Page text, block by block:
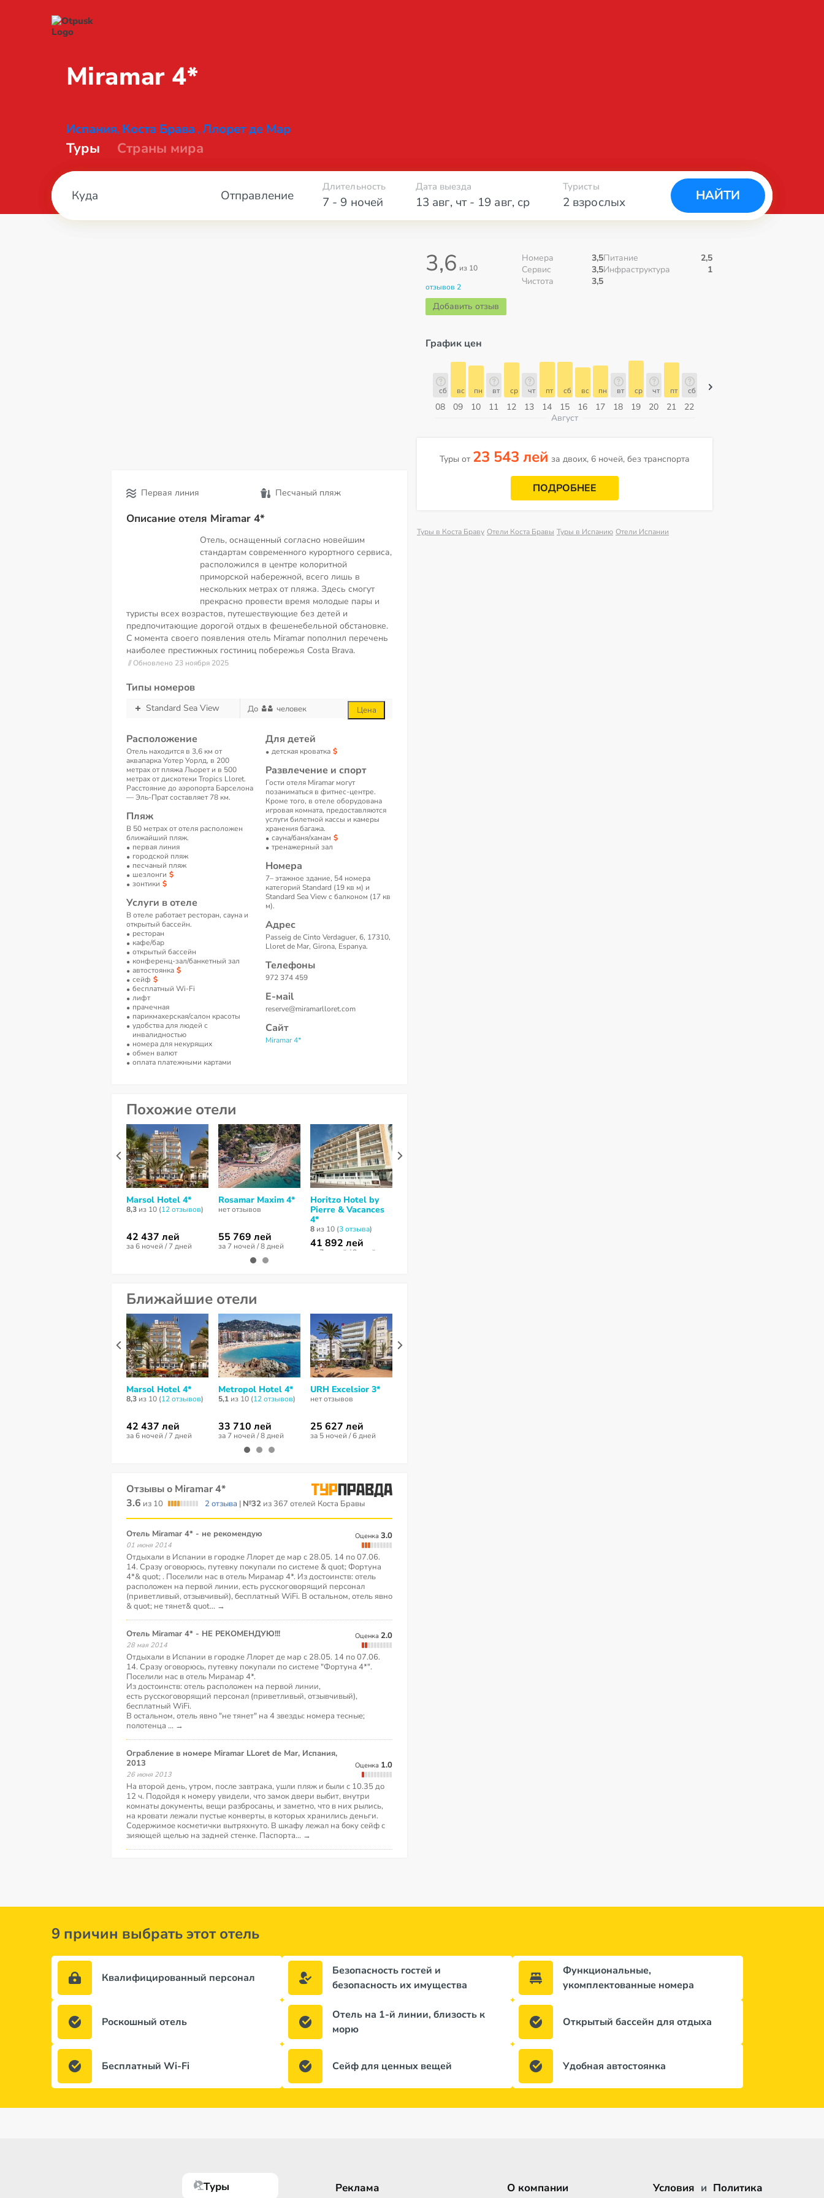
Miramar 4*
Испания, Коста Брава , Ллорет де Мар
Туры Страны мира
Отправление 7 - 9 ночей
Длительность Дата выезда
13 авг, чт- 19 авг, ср 2 взрослых
Туристы
НАЙТИ
Первая линия Песчаный пляж
Описание отеля Miramar 4*
Отель, оснащенный согласно новейшим
стандартам современного курортного сервиса,
расположился в центре колоритной
приморской набережной, всего лишь в
нескольких метрах от пляжа. Здесь смогут
прекрасно провести время молодые пары и
туристы всех возрастов, путешествующие без детей и
предпочитающие дорогой отдых в фешенебельной обстановке.
С момента своего появления отель Miramar пополнил перечень
наиболее престижных гостиниц побережья Costa Brava.
// Обновлено 23 ноября 2025
Типы номеров
Standard Sea View До человек Цена
Расположение
Отель находится в 3,6 км от
аквапарка Уотер Уорлд, в 200
метрах от пляжа Льорет и в 500
метрах от дискотеки Tropics Lloret.
Расстояние до аэропорта Барселона
— Эль-Прат составляет 78 км.
Пляж
В 50 метрах от отеля расположен
ближайший пляж.
первая линия
городской пляж
песчаный пляж
шезлонги
зонтики
Услуги в отеле
В отеле работает ресторан, сауна и
открытый бассейн.
ресторан
кафе/бар
открытый бассейн
конференц-зал/банкетный зал
автостоянка
сейф
бесплатный Wi-Fi
лифт
прачечная
парикмахерская/салон красоты
удобства для людей с
инвалидностью
номера для некурящих
обмен валют
оплата платежными картами
Для детей
детская кроватка
Развлечение и спорт
Гости отеля Miramar могут
позаниматься в фитнес-центре.
Кроме того, в отеле оборудована
игровая комната, предоставляются
услуги билетной кассы и камеры
хранения багажа.
сауна/баня/хамам
тренажерный зал
Номера
7– этажное здание, 54 номера
категорий Standard (19 кв м) и
Standard Sea View с балконом (17 кв
м).
Адрес
Passeig de Cinto Verdaguer, 6, 17310,
Lloret de Mar, Girona, Espanya.
Телефоны
972 374 459
Е-маil
reserve@miramarlloret.com
Сайт
Miramar 4*
3,6 из 10
отзывов 2
Добавить отзыв
Номера
3,5
Сервис
3,5
Чистота
3,5
Питание
2,5
Инфраструктура
1
График цен
08
сб
09
вс
10
пн
11
вт
12
ср
13
чт
14
пт
15
сб
16
вс
17
пн
18
вт
19
ср
20
чт
21
пт
22
сб
Август
Туры от 23 543 лей за двоих, 6 ночей, без транспорта
ПОДРОБНЕЕ
Туры в Коста Браву Отели Коста Бравы Туры в Испанию Отели Испании
Похожие отели
Marsol Hotel 4*
8,3 из 10 (12 отзывов)
42 437 лей
за 6 ночей / 7 дней
Rosamar Maxim 4*
нет отзывов
55 769 лей
за 7 ночей / 8 дней
Horitzо Hotel by
Pierre & Vacances
4*
8 из 10 (3 отзывa)
41 892 лей
за 7 ночей / 8 дней
Ближайшие отели
Marsol Hotel 4*
8,3 из 10 (12 отзывов)
42 437 лей
за 6 ночей / 7 дней
Metropol Hotel 4*
5,1 из 10 (12 отзывов)
33 710 лей
за 7 ночей / 8 дней
URH Excelsior 3*
нет отзывов
25 627 лей
за 5 ночей / 6 дней
Отзывы о Miramar 4*
3.6 из 10 2 отзыва | №32 из 367 отелей Коста Бравы
Отель Miramar 4* - не рекомендую
01 июня 2014
Оценка
3.0
Отдыхали в Испании в городке Ллорет де мар с 28.05. 14 по 07.06.
14. Сразу оговорюсь, путевку покупали по системе & quot; Фортуна
4*& quot; . Поселили нас в отель Мирамар 4*. Из достоинств: отель
расположен на первой линии, есть русскоговорящий персонал
(приветливый, отзывчивый), бесплатный WiFi. В остальном, отель явно
& quot; не тянет& quot... →
Отель Miramar 4* - НЕ РЕКОМЕНДУЮ!!!
28 мая 2014
Оценка
2.0
Отдыхали в Испании в городке Ллорет де мар с 28.05. 14 по 07.06.
14. Сразу оговорюсь, путевку покупали по системе "Фортуна 4*".
Поселили нас в отель Мирамар 4*.
Из достоинств: отель расположен на первой линии,
есть русскоговорящий персонал (приветливый, отзывчивый),
бесплатный WiFi.
В остальном, отель явно "не тянет" на 4 звезды: номера тесные;
полотенца ... →
Ограбление в номере Miramar LLoret de Mar, Испания,
2013
26 июня 2013
Оценка
1.0
На второй день, утром, после завтрака, ушли пляж и были с 10.35 до
12 ч. Подойдя к номеру увидели, что замок двери выбит, внутри
комнаты документы, вещи разбросаны, и заметно, что в них рылись,
на кровати лежали пустые конверты, в которых хранились деньги.
Содержимое косметички вытряхнуто. В шкафу лежал на боку сейф с
зияющей щелью на задней стенке. Паспорта... →
9 причин выбрать этот отель
Квалифицированный персонал
Безопасность гостей и
безопасность их имущества
Функциональные,
укомплектованные номера
Роскошный отель
Отель на 1-й линии, близость к
морю
Открытый бассейн для отдыха
Бесплатный Wi-Fi Сейф для ценных вещей Удобная автостоянка
Туры Реклама О компании Условия и Политика